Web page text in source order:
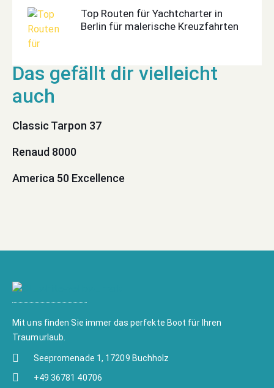
Top Routen für Yachtcharter in
Berlin für malerische Kreuzfahrten
Classic Tarpon 37
Renaud 8000
America 50 Excellence
Mit uns finden Sie immer das perfekte Boot für Ihren
Traumurlaub.
Seepromenade 1, 17209 Buchholz
+49 36781 40706